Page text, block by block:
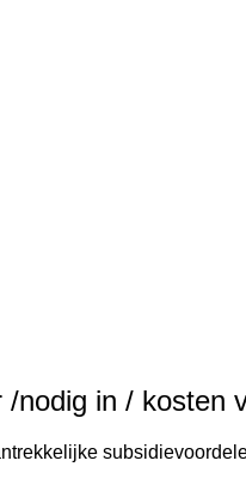
nodig in / kosten